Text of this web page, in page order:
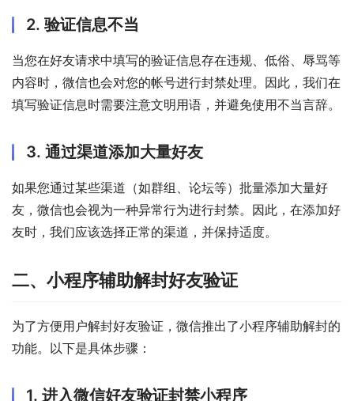
2. 验证信息不当
当您在好友请求中填写的验证信息存在违规、低俗、辱骂等
内容时，微信也会对您的帐号进行封禁处理。因此，我们在
填写验证信息时需要注意文明用语，并避免使用不当言辞。
3. 通过渠道添加大量好友
如果您通过某些渠道（如群组、论坛等）批量添加大量好
友，微信也会视为一种异常行为进行封禁。因此，在添加好
友时，我们应该选择正常的渠道，并保持适度。
二、小程序辅助解封好友验证
为了方便用户解封好友验证，微信推出了小程序辅助解封的
功能。以下是具体步骤：
1. 进入微信好友验证封禁小程序